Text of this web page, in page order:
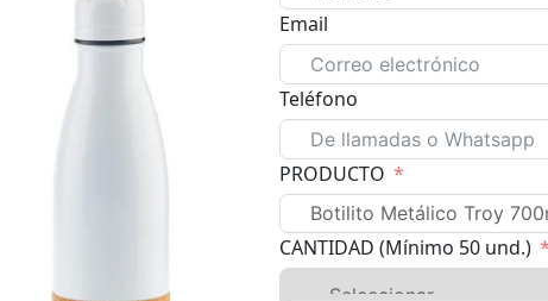
Email
Teléfono
PRODUCTO
CANTIDAD (Mínimo 50 und.)